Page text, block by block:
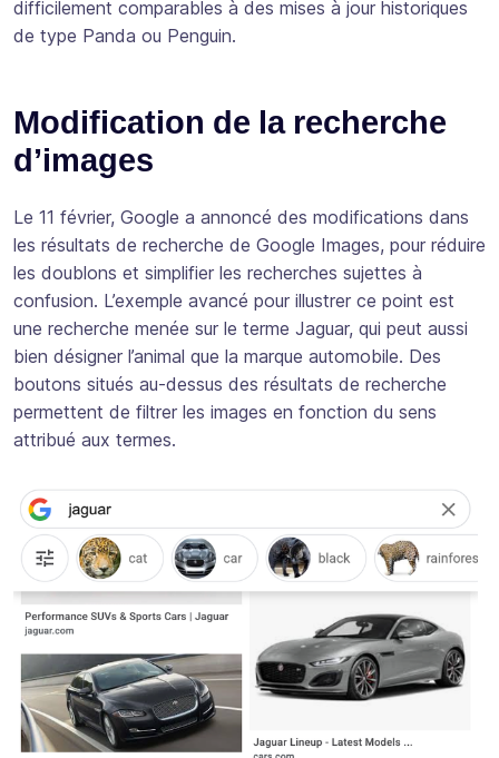
difficilement comparables à des mises à jour historiques
de type Panda ou Penguin.
Modification de la recherche
d’images
Le 11 février, Google a annoncé des modifications dans
les résultats de recherche de Google Images, pour réduire
les doublons et simplifier les recherches sujettes à
confusion. L’exemple avancé pour illustrer ce point est
une recherche menée sur le terme Jaguar, qui peut aussi
bien désigner l’animal que la marque automobile. Des
boutons situés au-dessus des résultats de recherche
permettent de filtrer les images en fonction du sens
attribué aux termes.